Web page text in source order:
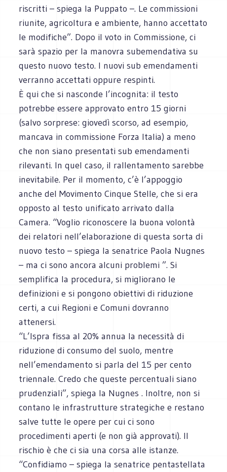
riscritti – spiega la Puppato –. Le commissioni
riunite, agricoltura e ambiente, hanno accettato
le modifiche”. Dopo il voto in Commissione, ci
sarà spazio per la manovra subemendativa su
questo nuovo testo. I nuovi sub emendamenti
verranno accettati oppure respinti.
È qui che si nasconde l’incognita: il testo
potrebbe essere approvato entro 15 giorni
(salvo sorprese: giovedì scorso, ad esempio,
mancava in commissione Forza Italia) a meno
che non siano presentati sub emendamenti
rilevanti. In quel caso, il rallentamento sarebbe
inevitabile. Per il momento, c’è l’appoggio
anche del Movimento Cinque Stelle, che si era
opposto al testo unificato arrivato dalla
Camera. “Voglio riconoscere la buona volontà
dei relatori nell’elaborazione di questa sorta di
nuovo testo – spiega la senatrice Paola Nugnes
– ma ci sono ancora alcuni problemi ”. Si
semplifica la procedura, si migliorano le
definizioni e si pongono obiettivi di riduzione
certi, a cui Regioni e Comuni dovranno
attenersi.
“L’Ispra fissa al 20% annua la necessità di
riduzione di consumo del suolo, mentre
nell’emendamento si parla del 15 per cento
triennale. Credo che queste percentuali siano
prudenziali”, spiega la Nugnes . Inoltre, non si
contano le infrastrutture strategiche e restano
salve tutte le opere per cui ci sono
procedimenti aperti (e non già approvati). Il
rischio è che ci sia una corsa alle istanze.
“Confidiamo – spiega la senatrice pentastellata